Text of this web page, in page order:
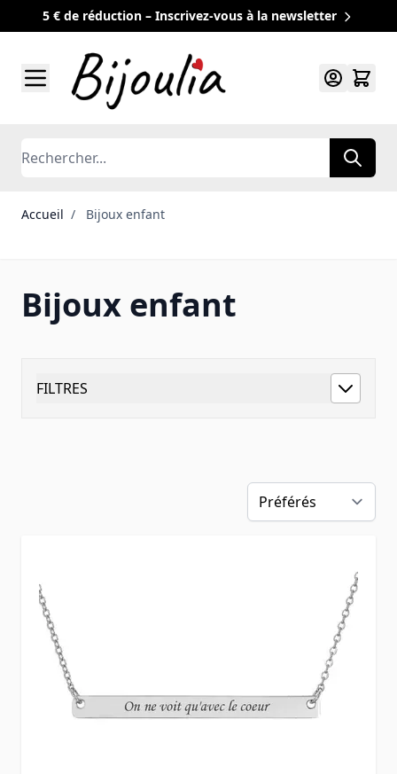
5 € de réduction – Inscrivez-vous à la newsletter
Rechercher
Accueil / Bijoux enfant
Bijoux enfant
FILTRES